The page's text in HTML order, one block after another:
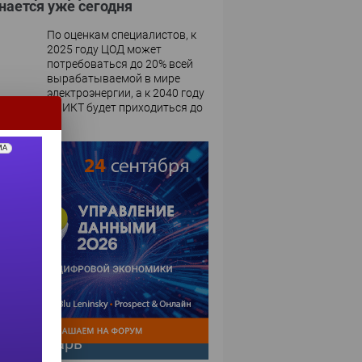
уже сегодня
По оценкам специалистов, к
2025 году ЦОД может
потребоваться до 20% всей
вырабатываемой в мире
электроэнергии, а к 2040 году
на ИКТ будет приходиться до
календарь